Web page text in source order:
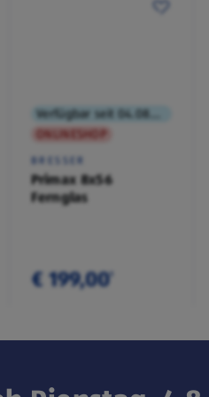
ONLINESHOP
BRESSER
Primax 8x56
Fernglas
€ 199,00¹